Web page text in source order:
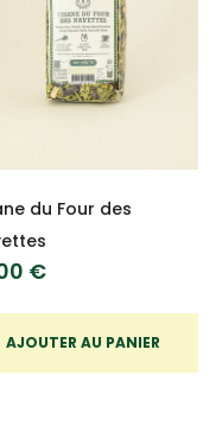
du Four des
€
AJOUTER AU PANIER